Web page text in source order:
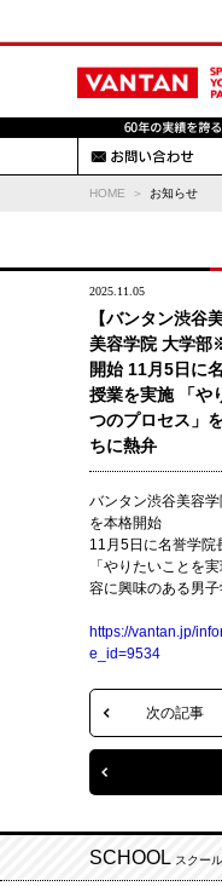
HOME お知らせ
2025.11.05
【バンタン渋谷
美容学院 大学部
開始 11月5日に
授業を実施 「や
つのプロセス」
ちに熱弁
バンタン渋谷美容
を本格開始
11月5日に名誉学院
「やりたいことを
容に興味のある男
https://vantan.jp/
e_id=9534
次の記事
SCHOOL スクー